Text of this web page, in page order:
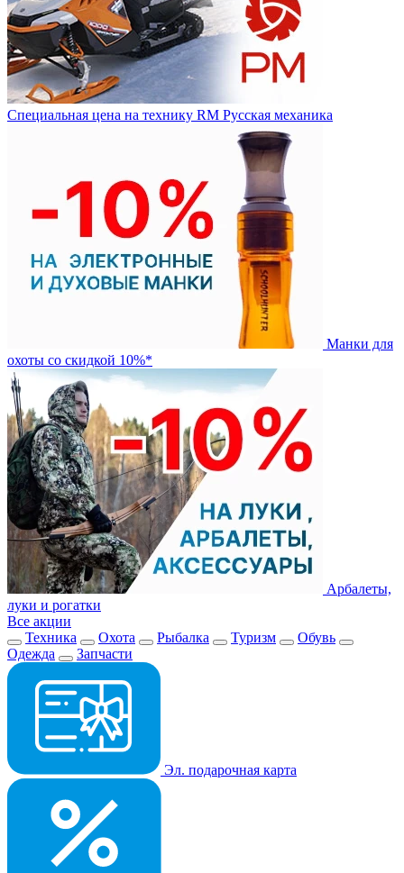
Специальная цена на технику RM Русская механика
Манки для
охоты со скидкой 10%*
Арбалеты,
луки и рогатки
Все акции
Техника
Охота Рыбалка Туризм
Обувь
Одежда
Запчасти
Эл. подарочная карта